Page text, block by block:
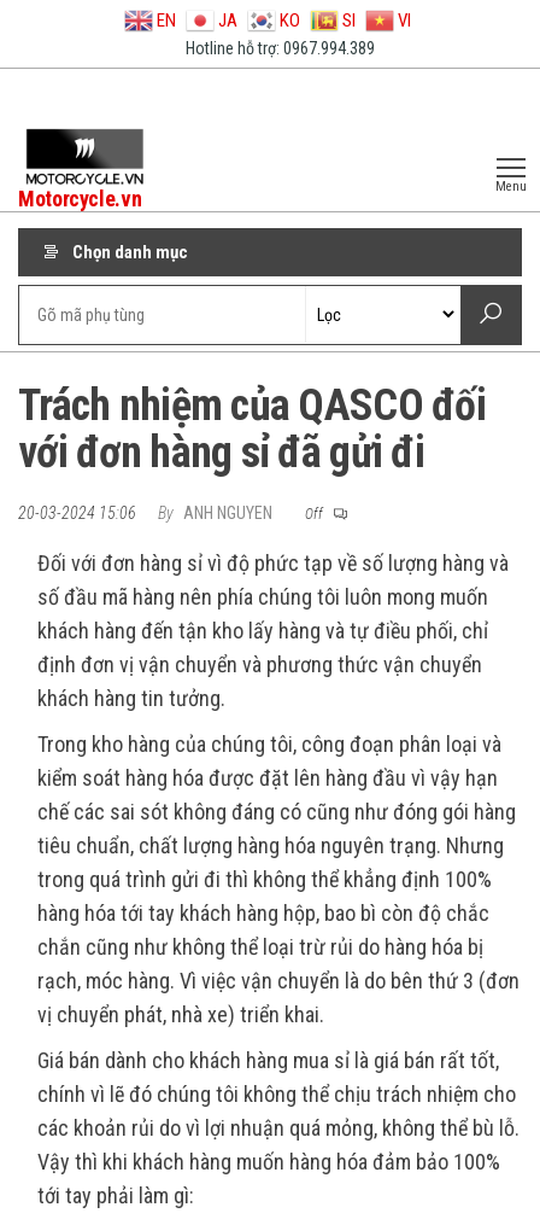
EN JA KO SI VI
Hotline hỗ trợ: 0967.994.389
Motorcycle.vn Menu
Chọn danh mục
Trách nhiệm của QASCO đối
với đơn hàng sỉ đã gửi đi
20-03-2024 15:06 By ANH NGUYEN Off
Đối với đơn hàng sỉ vì độ phức tạp về số lượng hàng và
số đầu mã hàng nên phía chúng tôi luôn mong muốn
khách hàng đến tận kho lấy hàng và tự điều phối, chỉ
định đơn vị vận chuyển và phương thức vận chuyển
khách hàng tin tưởng.
Trong kho hàng của chúng tôi, công đoạn phân loại và
kiểm soát hàng hóa được đặt lên hàng đầu vì vậy hạn
chế các sai sót không đáng có cũng như đóng gói hàng
tiêu chuẩn, chất lượng hàng hóa nguyên trạng. Nhưng
trong quá trình gửi đi thì không thể khẳng định 100%
hàng hóa tới tay khách hàng hộp, bao bì còn độ chắc
chắn cũng như không thể loại trừ rủi do hàng hóa bị
rạch, móc hàng. Vì việc vận chuyển là do bên thứ 3 (đơn
vị chuyển phát, nhà xe) triển khai.
Giá bán dành cho khách hàng mua sỉ là giá bán rất tốt,
chính vì lẽ đó chúng tôi không thể chịu trách nhiệm cho
các khoản rủi do vì lợi nhuận quá mỏng, không thể bù lỗ.
Vậy thì khi khách hàng muốn hàng hóa đảm bảo 100%
tới tay phải làm gì: